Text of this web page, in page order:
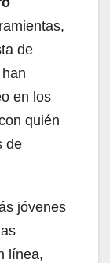
de
en los
quién
de
jóvenes
línea,